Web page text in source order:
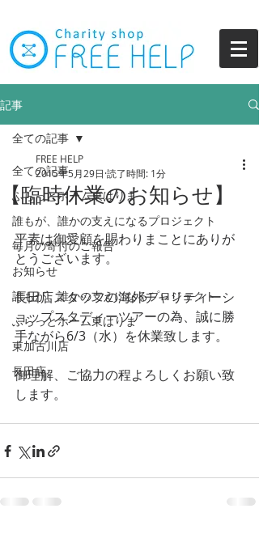
記事
全ての記事
ふらっとホーム東はりま
誰もが、誰かの支えになるプロジェクト
毎月の寄付のご報告
お知らせ
誰もが、誰かの支えになるプロジェクト
ふらっとホーム東はりま
東加古川店
長田店
全ての記事
【臨時休業のお知らせ】
FREE HELP
2015年5月29日 読了時間: 1分
平素は御愛顧を賜わりまことにありが
とうございます。
長田店スタッフの海外チャリティーシ
ョップスタディーツアーの為、誠に勝
手ながら6/3（水）を休業致します。
御理解、ご協力の程よろしくお願い致
します。